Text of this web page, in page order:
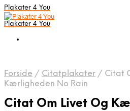
Plakater 4 You
Plakater 4 You
Forside / Citatplakater / Citat
Kærligheden No Rain
Citat Om Livet Og